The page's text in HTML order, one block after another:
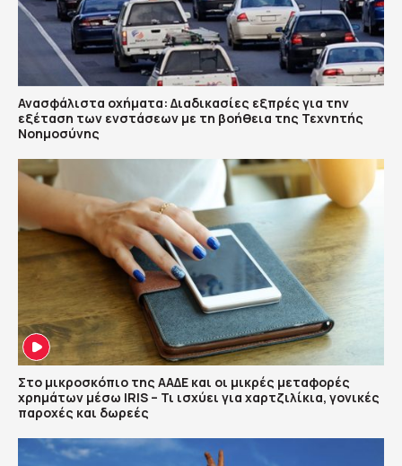
Ανασφάλιστα οχήματα: Διαδικασίες εξπρές για την
εξέταση των ενστάσεων με τη βοήθεια της Τεχνητής
Νοημοσύνης
Στο μικροσκόπιο της ΑΑΔΕ και οι μικρές μεταφορές
χρημάτων μέσω IRIS – Τι ισχύει για χαρτζιλίκια, γονικές
παροχές και δωρεές